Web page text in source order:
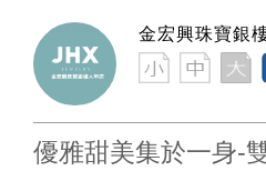
金宏興珠寶銀
優雅甜美集於一身-